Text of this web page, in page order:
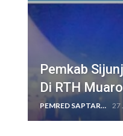
Pemkab
Di RTH Muaro
PEMRED SAPTARIUS 27